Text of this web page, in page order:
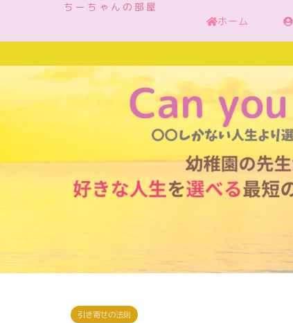
ちーちゃんの部屋
ホーム
引き寄せの法則